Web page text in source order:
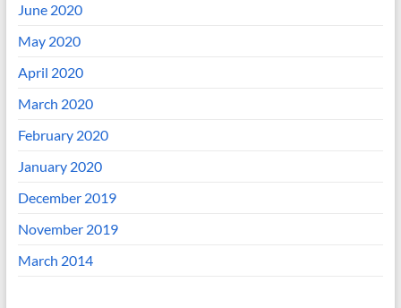
June 2020
May 2020
April 2020
March 2020
February 2020
January 2020
December 2019
November 2019
March 2014